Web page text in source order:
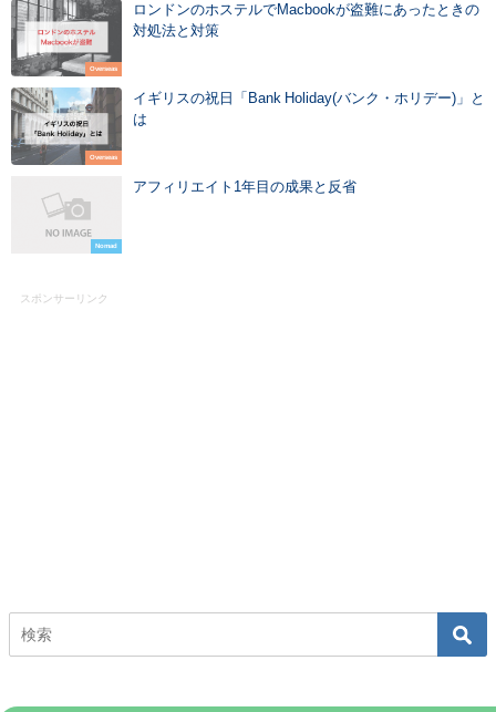
Overseas
ロンドンのホステルでMacbookが盗難にあったときの
対処法と対策
Overseas
イギリスの祝日「Bank Holiday(バンク・ホリデー)」と
は
Nomad
アフィリエイト1年目の成果と反省
スポンサーリンク